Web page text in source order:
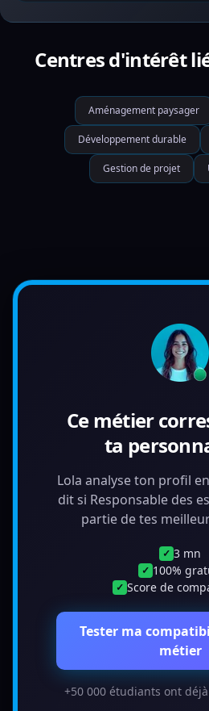
Centres d'intérêt
Aménagement paysager
Développement durable
Gestion de projet
Ce métier
ta
Lola analyse ton profil
dit si Responsable des
partie de tes
✓ 3 mn
✓ 100%
✓ Score de
Tester ma
métier
+50 000 étudiants ont